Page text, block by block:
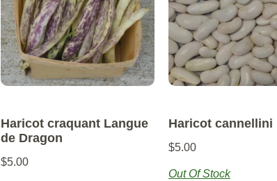
Haricot craquant Langue
de Dragon
$5.00
Haricot cannellini
$5.00
Out Of Stock